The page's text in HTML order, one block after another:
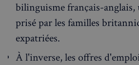
bilinguisme français-anglais,
prisé par les familles
expatriées.
À l'inverse, les offres